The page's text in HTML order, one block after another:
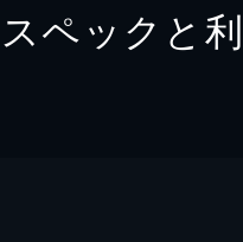
ペックと